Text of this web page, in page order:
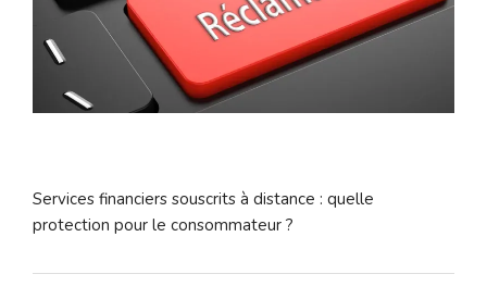
Services financiers souscrits à distance : quelle
protection pour le consommateur ?